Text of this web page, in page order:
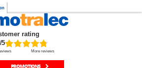
rating
/5
More reviews
PROMOTIONS